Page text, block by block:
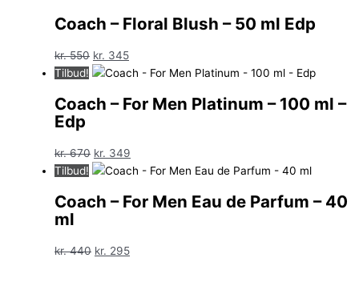
var:
er:
Coach – Floral Blush – 50 ml Edp
kr.550 Den
oprindelige
var:
kr. 345Den
aktuelle
er:
Tilbud!
Coach – For Men Platinum – 100 ml –
Edp
kr.670 Den
oprindelige
var:
kr. 349
aktuelle
er:
Tilbud!
Coach – For Men Eau de Parfum – 40
ml
kr.440 Den
kr. 295Den